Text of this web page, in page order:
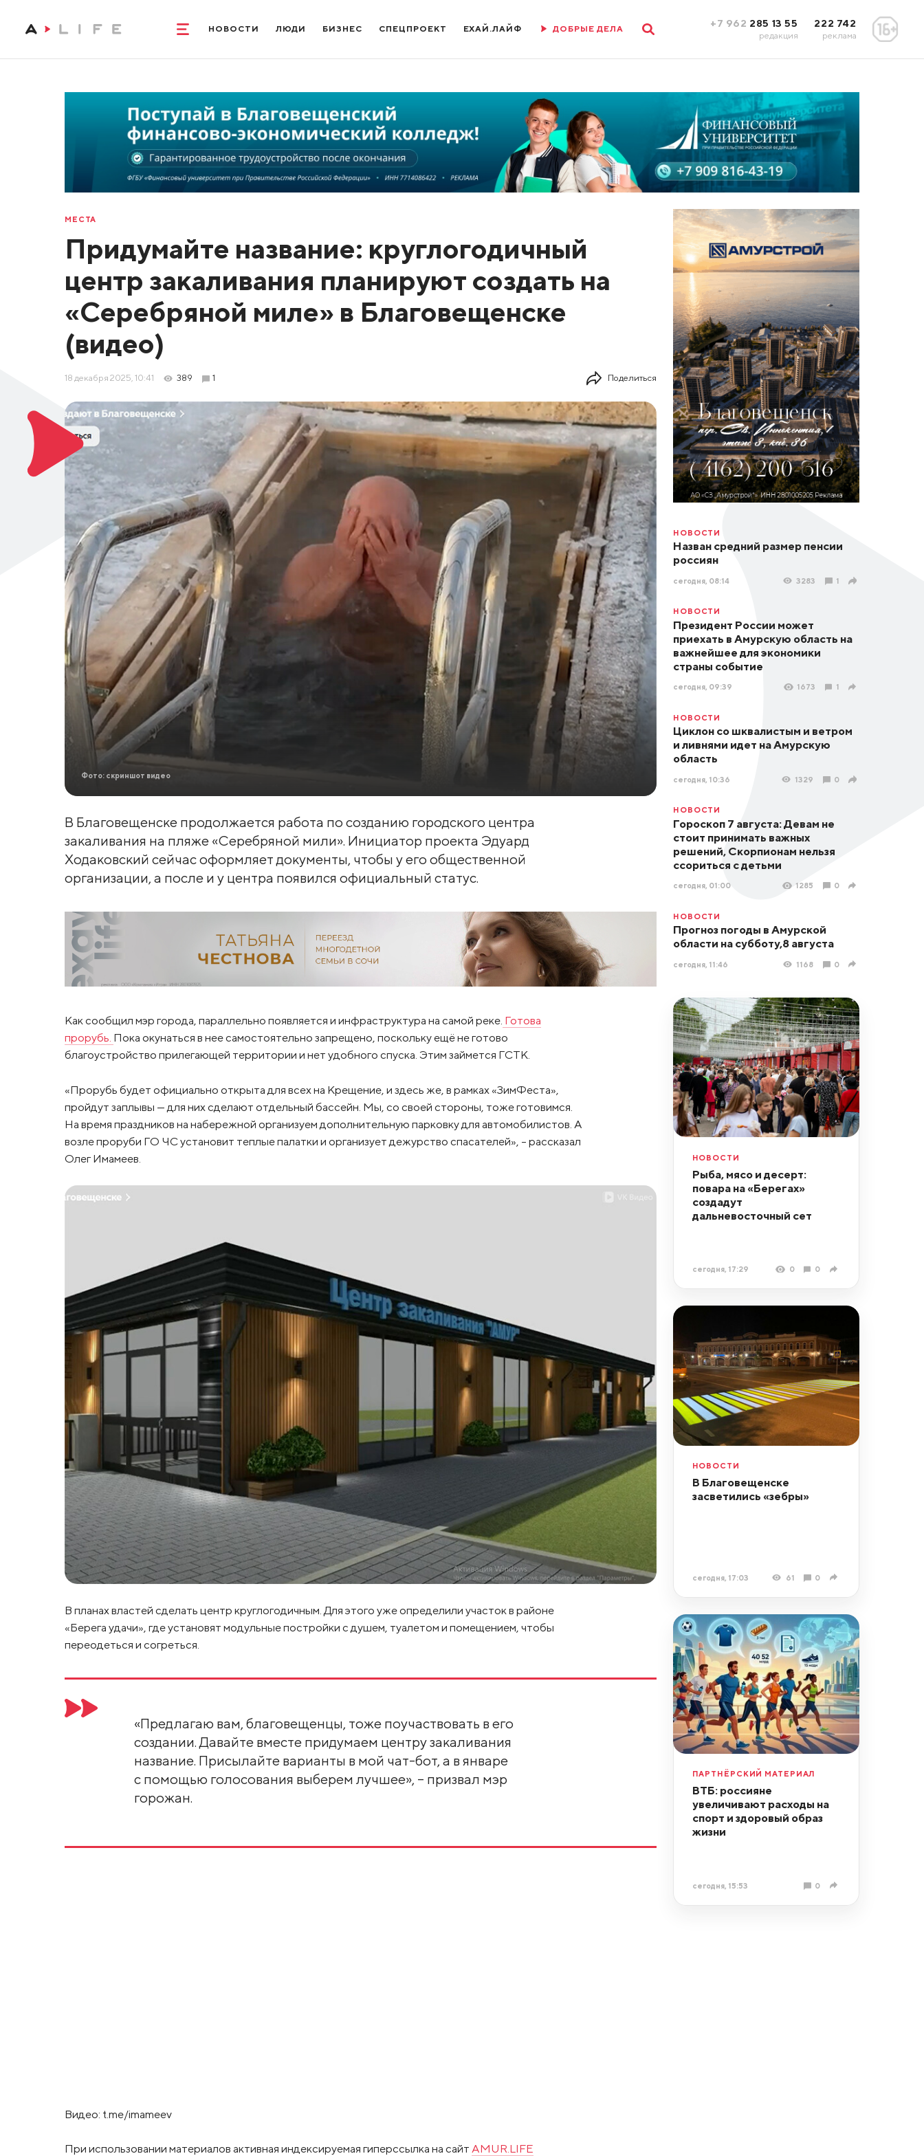
НОВОСТИ ЛЮДИ БИЗНЕС СПЕЦПРОЕКТ ЕХАЙ.ЛАЙФ ДОБРЫЕ ДЕЛА +7 962 285 13 55
редакция
222 742
реклама
МЕСТА
Придумайте название: круглогодичный
центр закаливания планируют создать на
«Серебряной миле» в Благовещенске
(видео)
18 декабря 2025, 10:41 389 1 Поделиться
Фото: скриншот видео
В Благовещенске продолжается работа по созданию городского центра
закаливания на пляже «Серебряной мили». Инициатор проекта Эдуард
Ходаковский сейчас оформляет документы, чтобы у его общественной
организации, а после и у центра появился официальный статус.
Как сообщил мэр города, параллельно появляется и инфраструктура на самой реке. Готова
прорубь. Пока окунаться в нее самостоятельно запрещено, поскольку ещё не готово
благоустройство прилегающей территории и нет удобного спуска. Этим займется ГСТК.
«Прорубь будет официально открыта для всех на Крещение, и здесь же, в рамках «ЗимФеста»,
пройдут заплывы — для них сделают отдельный бассейн. Мы, со своей стороны, тоже готовимся.
На время праздников на набережной организуем дополнительную парковку для автомобилистов. А
возле проруби ГО ЧС установит теплые палатки и организует дежурство спасателей», – рассказал
Олег Имамеев.
В планах властей сделать центр круглогодичным. Для этого уже определили участок в районе
«Берега удачи», где установят модульные постройки с душем, туалетом и помещением, чтобы
переодеться и согреться.
«Предлагаю вам, благовещенцы, тоже поучаствовать в его
создании. Давайте вместе придумаем центру закаливания
название. Присылайте варианты в мой чат-бот, а в январе
с помощью голосования выберем лучшее», – призвал мэр
горожан.
Видео: t.me/imameev
При использовании материалов активная индексируемая гиперссылка на сайт AMUR.LIFE
НОВОСТИ
Назван средний размер пенсии
россиян
сегодня, 08:14 3283 1
НОВОСТИ
Президент России может
приехать в Амурскую область на
важнейшее для экономики
страны событие
сегодня, 09:39 1673 1
НОВОСТИ
Циклон со шквалистым и ветром
и ливнями идет на Амурскую
область
сегодня, 10:36 1329 0
НОВОСТИ
Гороскоп 7 августа: Девам не
стоит принимать важных
решений, Скорпионам нельзя
ссориться с детьми
сегодня, 01:00 1285 0
НОВОСТИ
Прогноз погоды в Амурской
области на субботу,8 августа
сегодня, 11:46 1168 0
НОВОСТИ
Рыба, мясо и десерт:
повара на «Берегах»
создадут
дальневосточный сет
сегодня, 17:29 0 0
НОВОСТИ
В Благовещенске
засветились «зебры»
сегодня, 17:03 61 0
ПАРТНЁРСКИЙ МАТЕРИАЛ
ВТБ: россияне
увеличивают расходы на
спорт и здоровый образ
жизни
сегодня, 15:53 0